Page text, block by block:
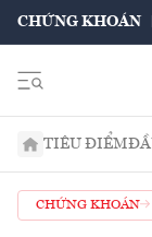
CHỨNG KHOÁN
TIÊU ĐIỂM
CHỨNG KHOÁN